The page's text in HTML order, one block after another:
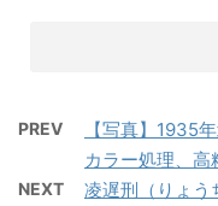
PREV
【写真】1935
カラー処理、高
NEXT
凌遅刑（りょう